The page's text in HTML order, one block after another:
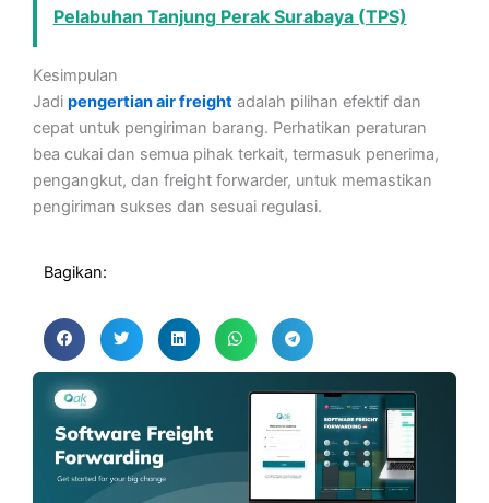
Pelabuhan Tanjung Perak Surabaya (TPS)
Kesimpulan
Jadi pengertian air freight adalah pilihan efektif dan
cepat untuk pengiriman barang. Perhatikan peraturan
bea cukai dan semua pihak terkait, termasuk penerima,
pengangkut, dan freight forwarder, untuk memastikan
pengiriman sukses dan sesuai regulasi.
Bagikan: